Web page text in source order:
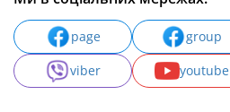
page group
viber
youtube